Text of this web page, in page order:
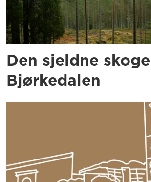
Den sjeldne
Bjørkedalen